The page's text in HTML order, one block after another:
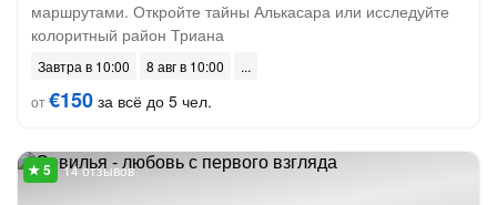
маршрутами. Откройте тайны Алькасара или исследуйте
колоритный район Триана
Завтра в 10:00
8 авг в 10:00
от€150 за всё до 5 чел.
14 отзывов